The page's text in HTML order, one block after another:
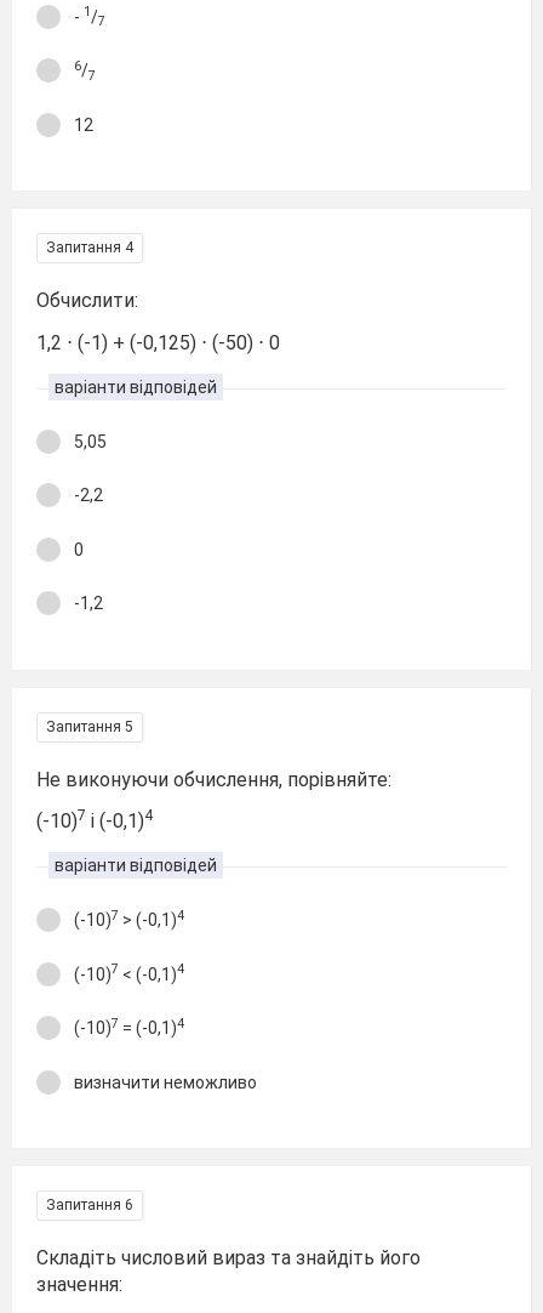
- 1/7
6/7
12
Запитання 4
Обчислити:
1,2 ⋅ (-1) + (-0,125) ⋅ (-50) ⋅ 0
варіанти відповідей
5,05
-2,2
0
-1,2
Запитання 5
Не виконуючи обчислення, порівняйте:
(-10)7 і (-0,1)4
варіанти відповідей
(-10)7 > (-0,1)4
(-10)7 < (-0,1)4
(-10)7 = (-0,1)4
визначити неможливо
Запитання 6
Складіть числовий вираз та знайдіть його
значення: